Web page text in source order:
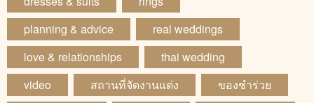
planning & advice
real weddings
love & relationships
thai wedding
video
สถานที่จัดงานแต่ง
ของชำร่วย